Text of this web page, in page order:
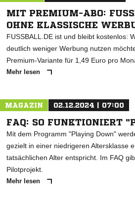
MIT PREMIUM-ABO:
OHNE KLASSISCHE
FUSSBALL.DE ist und bleibt kostenlos:
deutlich weniger Werbung nutzen
Premium-Variante für 1,49 Euro pro
Mehr lesen
MAGAZIN 02.12.2024 | 07:00
FAQ: SO FUNKTIONIERT
Mit dem Programm "Playing Down"
gezielt in einer niedrigeren Altersklasse
tatsächlichen Alter entspricht. Im FAQ
Pilotprojekt.
Mehr lesen